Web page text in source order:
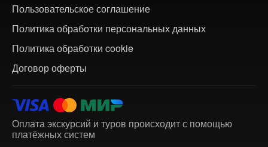
Пользовательское соглашение
Политика обработки персональных данных
Политика обработки cookie
Договор оферты
Оплата экскурсий и туров происходит с помощью
платёжных систем